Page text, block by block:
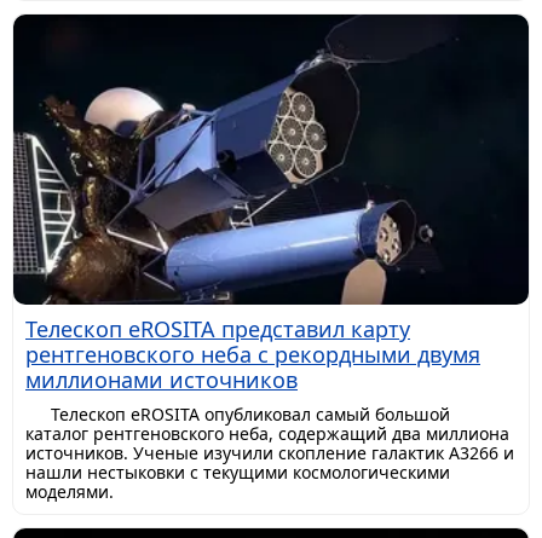
Телескоп eROSITA представил карту
рентгеновского неба с рекордными двумя
миллионами источников
Телескоп eROSITA опубликовал самый большой
каталог рентгеновского неба, содержащий два миллиона
источников. Ученые изучили скопление галактик A3266 и
нашли нестыковки с текущими космологическими
моделями.